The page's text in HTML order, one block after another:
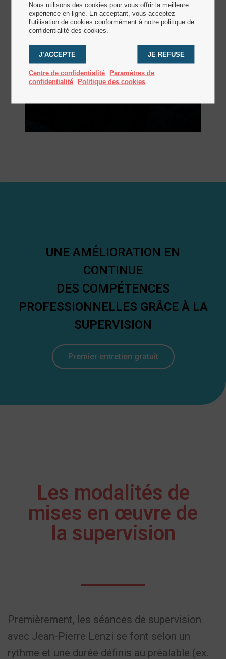
UNE AMÉLIORATION EN
CONTINUE
DES COMPÉTENCES
PROFESSIONNELLES GRÂCE À LA
SUPERVISION
Premier entretien gratuit
Les modalités de
mises en œuvre de
la supervision
Premièrement, les séances de supervision
avec Jean-Pierre Lenzi se font selon un
rythme et une durée définis au préalable (ex.
Nous utilisons des cookies pour vous offrir la meilleure
expérience en ligne. En acceptant, vous acceptez
l'utilisation de cookies conformément à notre politique de
confidentialité des cookies.
J’ACCEPTE JE REFUSE
Centre de confidentialité
Paramètres de
confidentialité
Politique des cookies